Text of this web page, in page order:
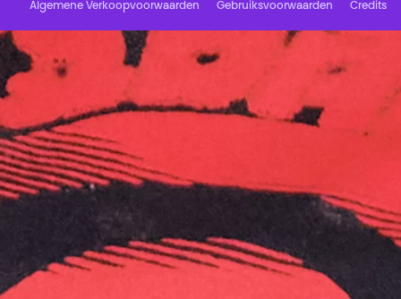
Algemene Verkoopvoorwaarden
Gebruiksvoorwaarden Credits